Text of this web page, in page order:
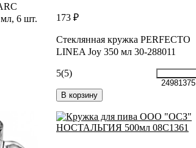
6 шт.
173 ₽
Стеклянная кружка PERFECTO
LINEA Joy 350 мл 30-288011
5(5)
24981375
В корзину